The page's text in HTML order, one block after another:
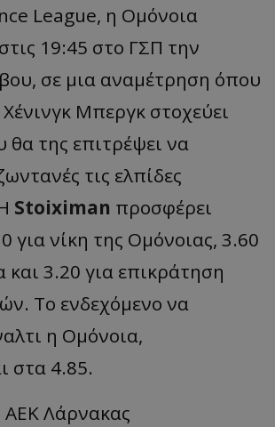
League, η Ομόνοια
19:45 στο ΓΣΠ την
σε μια αναμέτρηση όπου
Μπεργκ στοχεύει
θα της επιτρέψει να
τις ελπίδες
Stoiximan προσφέρει
για νίκη της Ομόνοιας, 3.60
και 3.20 για επικράτηση
Το ενδεχόμενο να
η Ομόνοια,
στα 4.85.
ΑΕΚ Λάρνακας